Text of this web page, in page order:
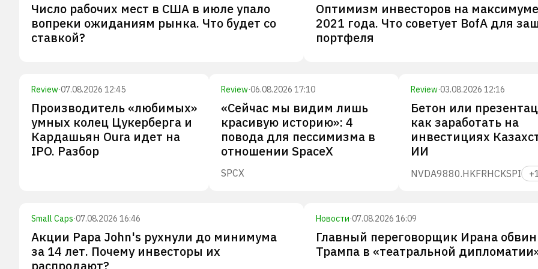
Число рабочих мест в США в июле упало
вопреки ожиданиям рынка. Что будет со
ставкой?
Оптимизм инвесторов на
2021 года. Что советует BofA для
портфеля
Review·07.08.2026 12:45
Производитель «любимых»
умных колец Цукерберга и
Кардашьян Oura идет на
IPO. Разбор
Review·06.08.2026 17:10
«Сейчас мы видим лишь
красивую историю»: 4
повода для пессимизма в
отношении SpaceX
SPCX
Review·03.08.2026 12:16
Бетон или
как заработать на
инвестициях
ИИ
NVDA9880.HKFRHCKSPI +
Small Caps·07.08.2026 16:46
Акции Papa John's рухнули до минимума
за 14 лет. Почему инвесторы их
распродают?
Новости·07.08.2026 16:09
Главный переговорщик Ирана
Трампа в «театральной